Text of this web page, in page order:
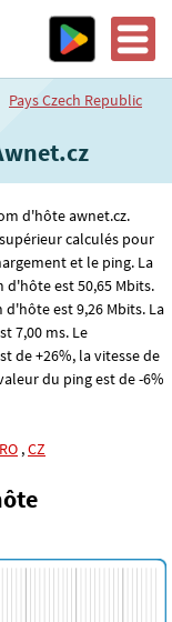
Pays Czech Republic
d'hôte awnet.cz.
calculés pour
et le ping. La
d'hôte est 50,65 Mbits.
d'hôte est 9,26 Mbits. La
7,00 ms. Le
de +26%, la vitesse de
du ping est de -6%
RO ,CZ